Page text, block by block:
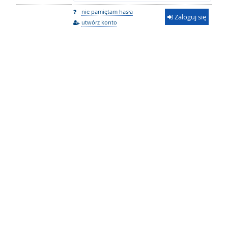
nie pamiętam hasła
utwórz konto
Zaloguj się